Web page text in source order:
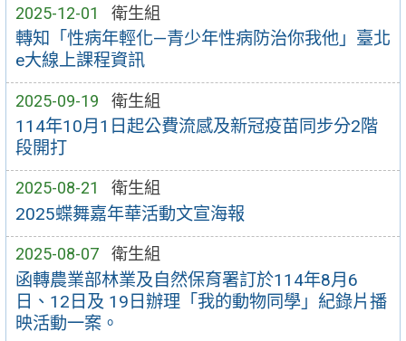
2025-12-01 衛生組
轉知「性病年輕化—青少年性病防治你我他」臺北
e大線上課程資訊
2025-09-19 衛生組
114年10月1日起公費流感及新冠疫苗同步分2階
段開打
2025-08-21 衛生組
2025蝶舞嘉年華活動文宣海報
2025-08-07 衛生組
函轉農業部林業及自然保育署訂於114年8月6
日、12日及 19日辦理「我的動物同學」紀錄片播
映活動一案。